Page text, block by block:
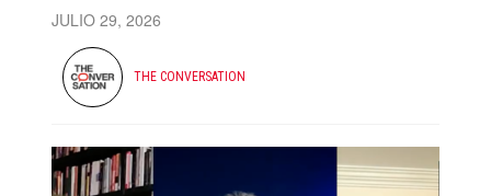
JULIO 29, 2026
THE CONVERSATION